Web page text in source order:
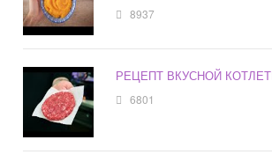
8937
РЕЦЕПТ ВКУСНОЙ
6801